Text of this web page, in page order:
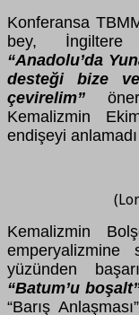
Konferansa
bey, İngiltere
“Anadolu’da
desteği bize
çevirelim” ö
Kemalizmin
endişeyi
(Londra
Kemalizmin
emperyalizmine
yüzünden
“Batum’u
“Barış